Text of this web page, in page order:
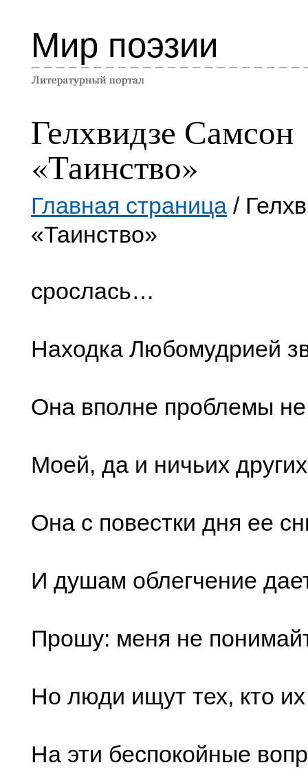
Мир поэзии
Гелхвидзе Самсон
«Таинство»
Главная страница /
«Таинство»
срослась…
Находка Любомудрией
Она вполне проблемы
Моей, да и ничьих
Она с повестки дня ее
И душам облегчение
Прошу: меня не
Но люди ищут тех, кто
На эти беспокойные